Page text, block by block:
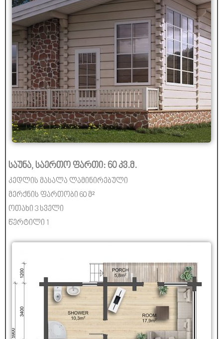
საუნა, საერთო ფართი: 60 კვ.მ.
კედლის მასალა ლამინირებული
მერქნის ფართობი 60 მ²
ოთახი 3 სველი
წერტილი 1